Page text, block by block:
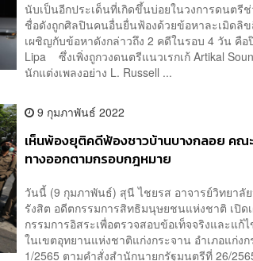
นับเป็นอีกประเด็นที่เกิดขึ้นบ่อยในวงการดนตรี
ชื่อดังถูกศิลปินคนอื่นยื่นฟ้องด้วยข้อหาละเมิดลิ
เผชิญกับข้อหาดังกล่าวถึง 2 คดีในรอบ 4 วัน คื
Lipa ซึ่งเพิ่งถูกวงดนตรีแนวเรกเก้ Artikal
นักแต่งเพลงอย่าง L. Russell ...
9 กุมภาพันธ์ 2022
เห็นพ้องยุติคดีฟ้องชาวบ้านบางกลอย คณ
ทางออกตามกรอบกฎหมาย
วันนี้ (9 กุมภาพันธ์) สุนี ไชยรส อาจารย์วิทยาลั
รังสิต อดีตกรรมการสิทธิมนุษยชนแห่งชาติ เปิด
กรรมการอิสระเพื่อตรวจสอบข้อเท็จจริงและแ
ในเขตอุทยานแห่งชาติแก่งกระจาน อำเภอแก่ง
1/2565 ตามคำสั่งสำนักนายกรัฐมนตรีที่ 26/